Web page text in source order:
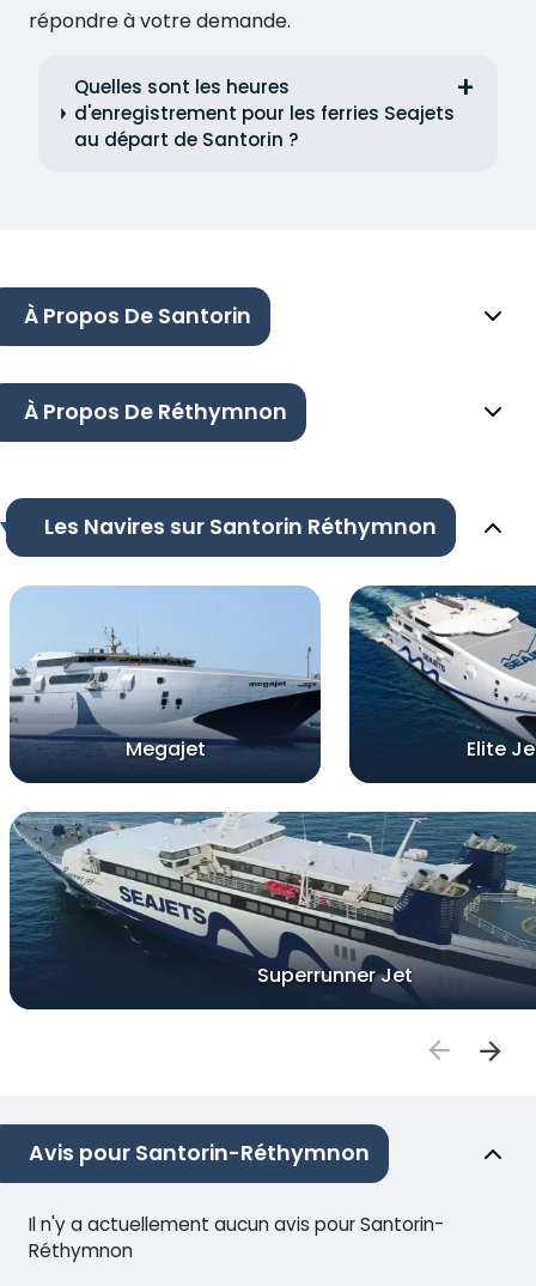
répondre à votre demande.
Quelles sont les heures
d'enregistrement pour les ferries Seajets
au départ de Santorin ?
À Propos De Santorin
À Propos De Réthymnon
Les Navires sur Santorin Réthymnon
Megajet Elite
Superrunner Jet
Avis pour Santorin-Réthymnon
Il n'y a actuellement aucun avis pour Santorin-
Réthymnon